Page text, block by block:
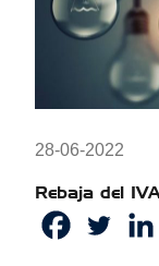
28-06-2022
Rebaja del